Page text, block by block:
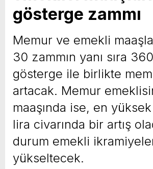
yeni özellikler belli oldu
gösterge zammı
Memur ve emekli
30 zammın yanı sıra
gösterge ile birlikte
artacak. Memur
maaşında ise, en
lira civarında bir artış
durum emekli
yükseltecek.